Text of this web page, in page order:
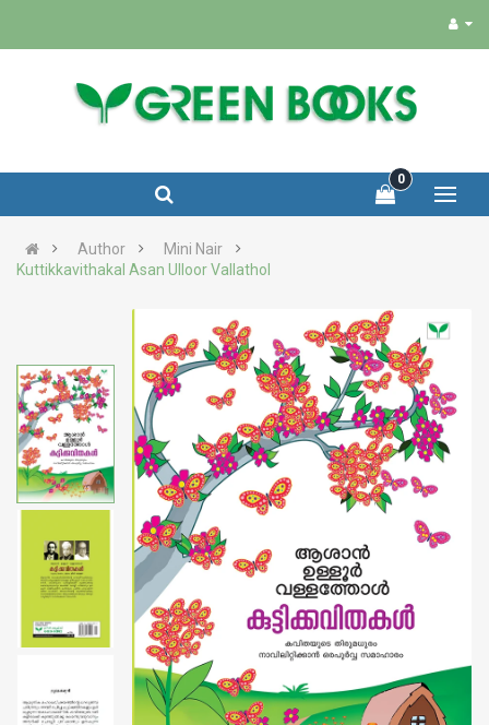
0
Author
Mini Nair
Kuttikkavithakal Asan Ulloor Vallathol